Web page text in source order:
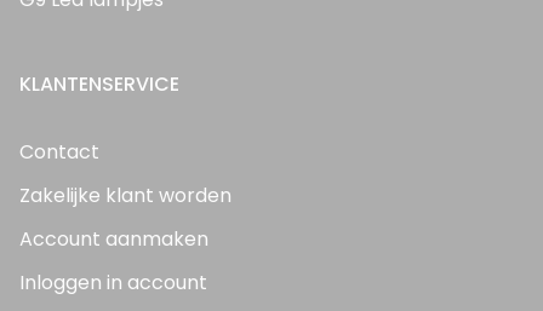
KLANTENSERVICE
Contact
Zakelijke klant worden
Account aanmaken
Inloggen in account